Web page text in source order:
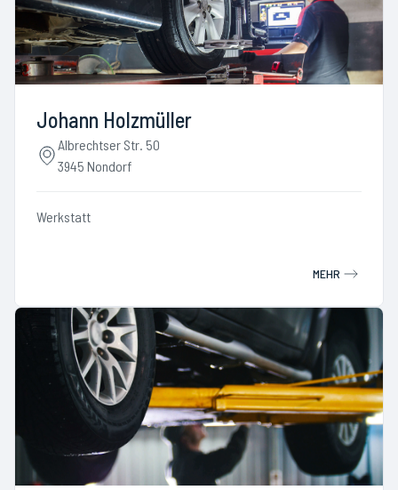
Johann Holzmüller
Albrechtser Str. 50
3945 Nondorf
Werkstatt
MEHR